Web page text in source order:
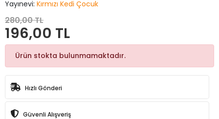
Yayınevi: Kırmızı Kedi Çocuk
280,00 TL
196,00 TL
Ürün stokta bulunmamaktadır.
Hızlı Gönderi
Güvenli Alışveriş